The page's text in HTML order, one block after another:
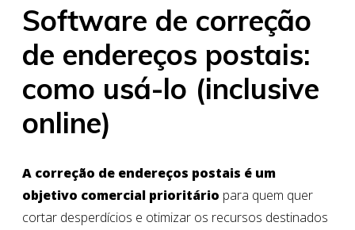
Software de correção
de endereços postais:
como usá-lo (inclusive
online)
A correção de endereços postais é um
objetivo comercial prioritário para quem quer
cortar desperdícios e otimizar os recursos destinados